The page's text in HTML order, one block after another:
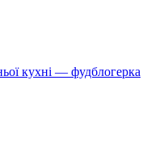
кухні — фудблогерка